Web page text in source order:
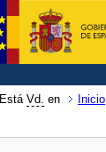
Está Vd. en Inicio